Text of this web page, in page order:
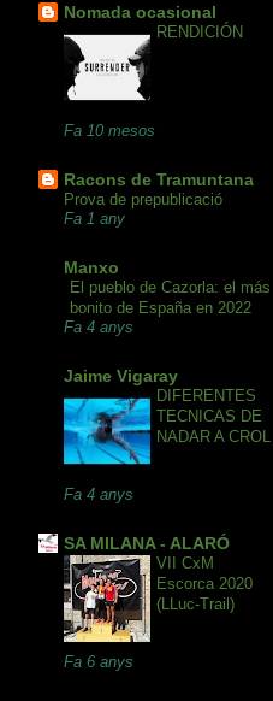
Nomada ocasional
RENDICIÓN
Fa 10 mesos
Racons de Tramuntana
Prova de prepublicació
Fa 1 any
Manxo
El pueblo de Cazorla: el más
bonito de España en 2022
Fa 4 anys
Jaime Vigaray
DIFERENTES
TECNICAS DE
NADAR A CROL
Fa 4 anys
SA MILANA - ALARÓ
VII CxM
Escorca 2020
(LLuc-Trail)
Fa 6 anys